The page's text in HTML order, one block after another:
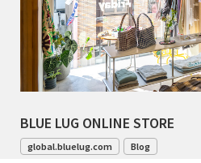
BLUE LUG ONLINE STORE
global.bluelug.com Blog